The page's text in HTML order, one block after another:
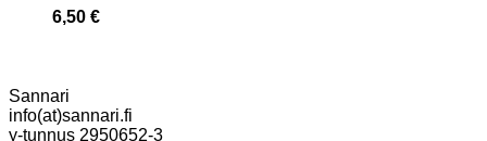
6,50 €
Sannari
info(at)sannari.fi
y-tunnus 2950652-3